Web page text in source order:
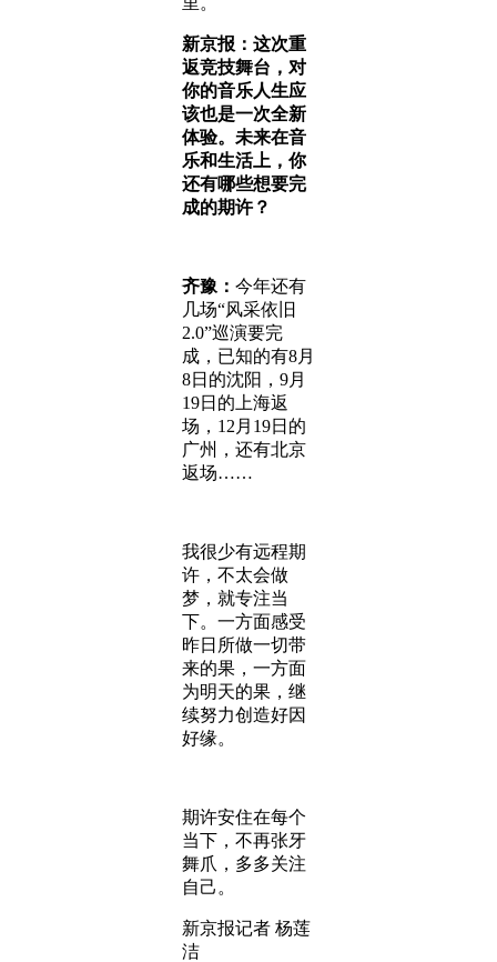
新京报：这次重
返竞技舞台，对
你的音乐人生应
该也是一次全新
体验。未来在音
乐和生活上，你
还有哪些想要完
成的期许？
齐豫： 今年还有
几场“风采依旧
2.0”巡演要完
成，已知的有8月
8日的沈阳，9月
19日的上海返
场，12月19日的
广州，还有北京
返场……
我很少有远程期
许，不太会做
梦，就专注当
下。一方面感受
昨日所做一切带
来的果，一方面
为明天的果，继
续努力创造好因
好缘。
期许安住在每个
当下，不再张牙
舞爪，多多关注
自己。
新京报记者 杨莲
洁